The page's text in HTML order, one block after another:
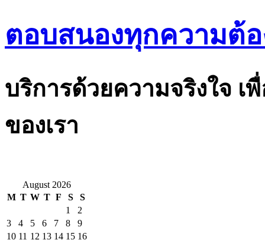
ตอบสนองทุกความต้
บริการด้วยความจริงใจ
ของเรา
August 2026
M T W T F S
S
1
2
3
4 5 6 7 8
9
10 11 12 13 14 15 16